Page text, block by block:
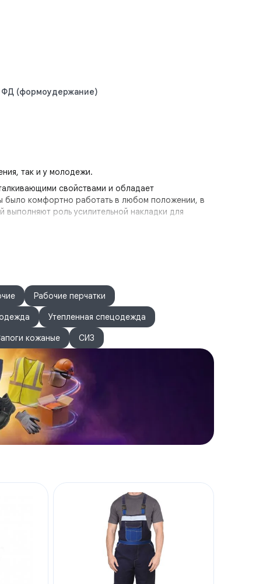
ФД (формоудержание)
так и у молодежи.
свойствами и обладает
было комфортно работать в любом положении, в
роль усилительной накладки для
это позволяет продлить срок использования
с карманами для амортизационных накладок,
задний двойной карман — верхний разделён
прочность соединений деталей брюк за счёт
Рабочие перчатки
Утепленная спецодежда
кожаные СИЗ